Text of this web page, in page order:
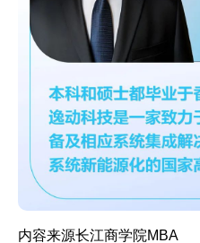
内容来源长江商学院MBA